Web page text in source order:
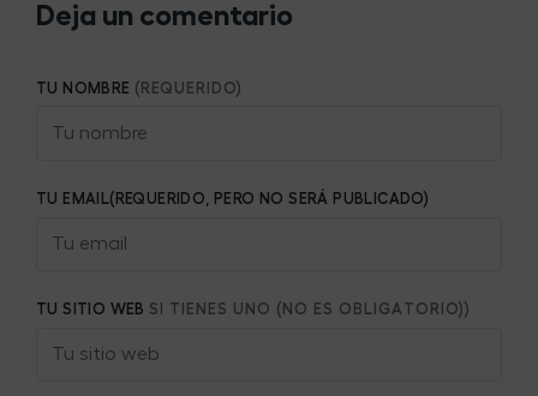
Deja un comentario
TU NOMBRE (REQUERIDO)
TU EMAIL(REQUERIDO, PERO NO SERÁ PUBLICADO)
TU SITIO WEB SI TIENES UNO (NO ES OBLIGATORIO))